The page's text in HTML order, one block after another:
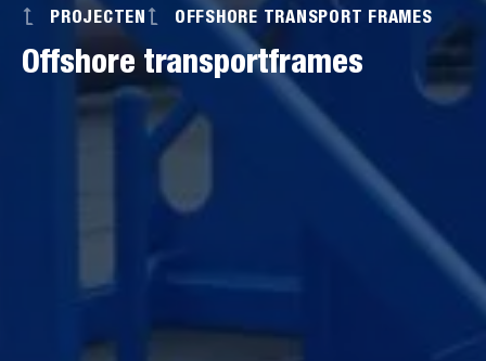
PROJECTEN OFFSHORE TRANSPORT FRAMES
Offshore transportframes